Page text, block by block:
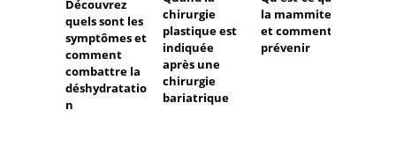
Découvrez
quels sont les
symptômes et
comment
combattre la
déshydratatio
n
chirurgie
plastique est
indiquée
après une
chirurgie
bariatrique
la mammite
et comment
prévenir